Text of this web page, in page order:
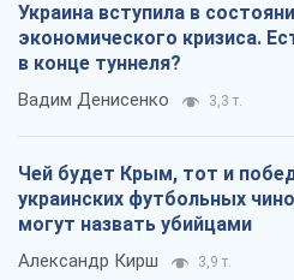
Украина вступила в
экономического кризиса.
в конце туннеля?
Вадим Денисенко 3,3 т.
Чей будет Крым, тот и
украинских футбольных
могут назвать убийцами
Александр Кирш 3,9 т.